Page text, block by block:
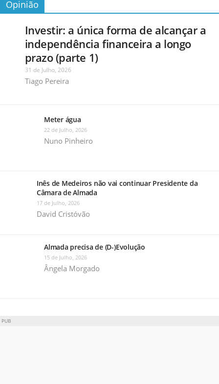
Opinião
Investir: a única forma de alcançar a
independência financeira a longo
prazo (parte 1)
31 de Julho, 2026
Tiago Pereira
Meter água
22 de Julho, 2026
Nuno Pinheiro
Inês de Medeiros não vai continuar Presidente da
Câmara de Almada
17 de Julho, 2026
David Cristóvão
Almada precisa de (D-)Evolução
15 de Julho, 2026
Ângela Morgado
PUB